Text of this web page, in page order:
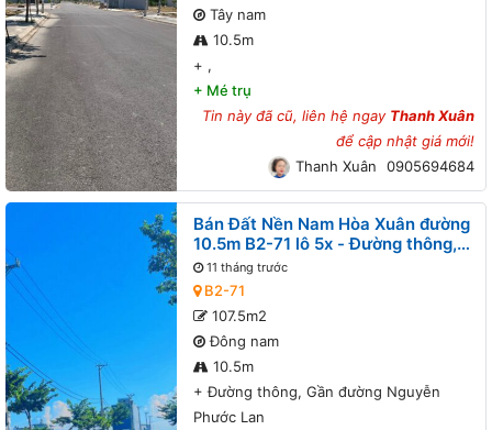
Tây nam
10.5m
+ ,
+ Mé trụ
Tin này đã cũ, liên hệ ngay Thanh Xuân
để cập nhật giá mới!
Thanh Xuân
0905694684
Bán Đất Nền Nam Hòa Xuân đường
10.5m B2-71 lô 5x - Đường thông,
Gần đường Nguyễn Phước Lan
11 tháng trước
B2-71
107.5m2
Đông nam
10.5m
+Đường thông, Gần đường Nguyễn
Phước Lan